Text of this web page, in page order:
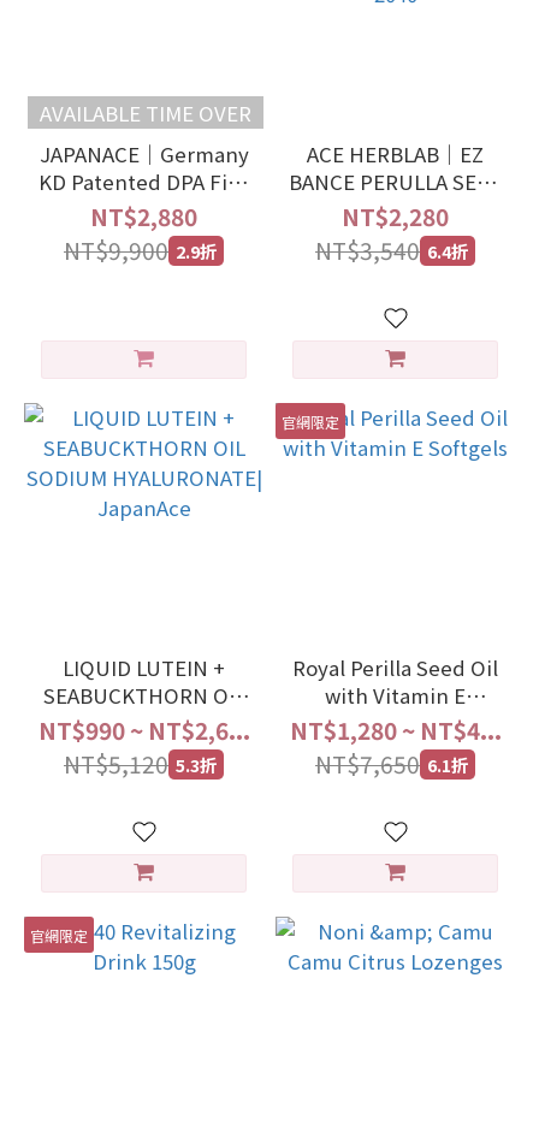
AVAILABLE TIME OVER
JAPANACE｜Germany
KD Patented DPA Fish
Oil King（6 BOXES）
NT$2,880
NT$9,900 2.9折
ACE HERBLAB｜EZ
BANCE PERULLA SEED
OIL + NORI SOD-LIKE
2040
NT$2,280
NT$3,540 6.4折
LIQUID LUTEIN +
SEABUCKTHORN OIL
SODIUM
HYALURONATE|
JapanAce
NT$990 ~ NT$2,6...
NT$5,120 5.3折
官網限定
Royal Perilla Seed Oil
with Vitamin E
Softgels
NT$1,280 ~ NT$4...
NT$7,650 6.1折
官網限定